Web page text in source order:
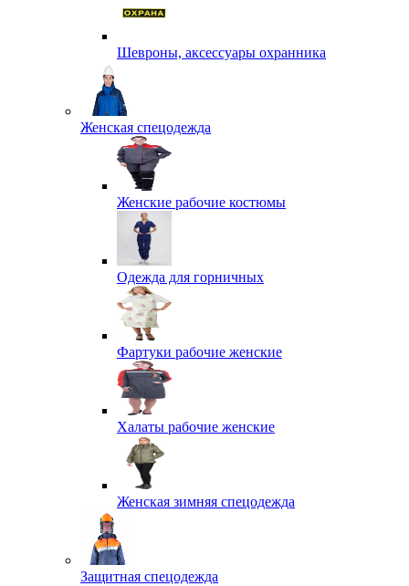
Шевроны, аксессуары охранника
Женская спецодежда
Женские рабочие костюмы
Одежда для горничных
Фартуки рабочие женские
Халаты рабочие женские
Женская зимняя спецодежда
Защитная спецодежда